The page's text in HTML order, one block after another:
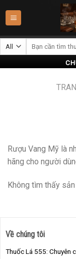
Rượu Vang Mỹ là
hãng cho người
Không tìm thấy
Về chúng tôi
Thuốc Lá 555: Chuyên